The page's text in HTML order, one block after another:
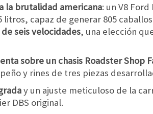
la brutalidad americana: un V8
capaz de generar 805
seis velocidades, una elección
sobre un chasis Roadster Shop
y rines de tres piezas
y un ajuste meticuloso de la
DBS original.